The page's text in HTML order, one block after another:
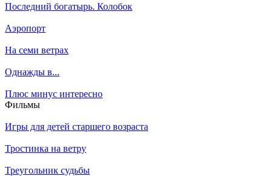
Последний богатырь. Колобок
Аэропорт
На семи ветрах
Однажды в...
Плюс минус интересно
Филь­мы
Игры для детей старшего возраста
Тростинка на ветру
Треугольник судьбы